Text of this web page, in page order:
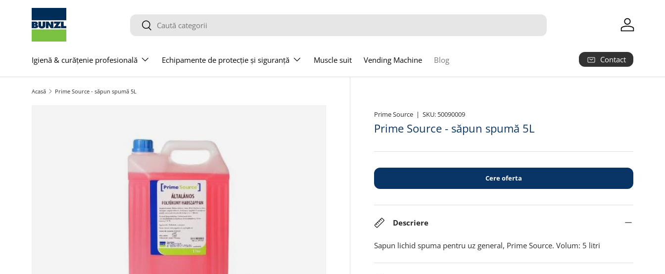
Salt la conținut Caută
Caută
Igienă & curățenie profesională Echipamente de protecție și siguranță Muscle suit Vending Machine Blog Contact
Acasă Prime Source - săpun spumă 5L
Prime Source |SKU: 50090009
Prime Source - săpun spumă 5L
Cere oferta
Descriere
Sapun lichid spuma pentru uz general, Prime Source. Volum: 5 litri